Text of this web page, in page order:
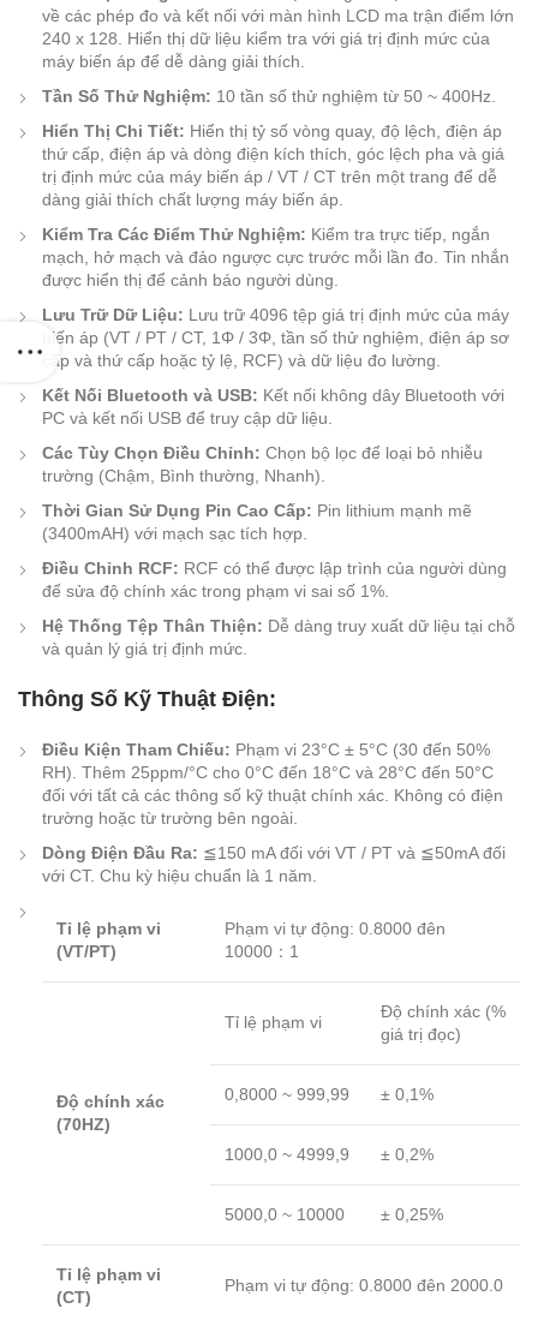
về các phép đo và kết nối với màn hình LCD ma trận điểm lớn
240 x 128. Hiển thị dữ liệu kiểm tra với giá trị định mức của
máy biến áp để dễ dàng giải thích.
Tần Số Thử Nghiệm: 10 tần số thử nghiệm từ 50 ~ 400Hz.
Hiển Thị Chi Tiết: Hiển thị tỷ số vòng quay, độ lệch, điện áp
thứ cấp, điện áp và dòng điện kích thích, góc lệch pha và giá
trị định mức của máy biến áp / VT / CT trên một trang để dễ
dàng giải thích chất lượng máy biến áp.
Kiểm Tra Các Điểm Thử Nghiệm: Kiểm tra trực tiếp, ngắn
mạch, hở mạch và đảo ngược cực trước mỗi lần đo. Tin nhắn
được hiển thị để cảnh báo người dùng.
Lưu Trữ Dữ Liệu: Lưu trữ 4096 tệp giá trị định mức của máy
biến áp (VT / PT / CT, 1Φ / 3Φ, tần số thử nghiệm, điện áp sơ
cấp và thứ cấp hoặc tỷ lệ, RCF) và dữ liệu đo lường.
Kết Nối Bluetooth và USB: Kết nối không dây Bluetooth với
PC và kết nối USB để truy cập dữ liệu.
Các Tùy Chọn Điều Chỉnh: Chọn bộ lọc để loại bỏ nhiễu
trường (Chậm, Bình thường, Nhanh).
Thời Gian Sử Dụng Pin Cao Cấp: Pin lithium mạnh mẽ
(3400mAH) với mạch sạc tích hợp.
Điều Chỉnh RCF: RCF có thể được lập trình của người dùng
để sửa độ chính xác trong phạm vi sai số 1%.
Hệ Thống Tệp Thân Thiện: Dễ dàng truy xuất dữ liệu tại chỗ
và quản lý giá trị định mức.
Thông Số Kỹ Thuật Điện:
Điều Kiện Tham Chiếu: Phạm vi 23°C ± 5°C (30 đến 50%
RH). Thêm 25ppm/°C cho 0°C đến 18°C và 28°C đến 50°C
đối với tất cả các thông số kỹ thuật chính xác. Không có điện
trường hoặc từ trường bên ngoài.
Dòng Điện Đầu Ra: ≦150 mA đối với VT / PT và ≦50mA đối
với CT. Chu kỳ hiệu chuẩn là 1 năm.
Tỉ lệ phạm vi
(VT/PT)
Phạm vi tự động: 0.8000 đên
10000：1
Độ chính xác
(70HZ)
Tỉ lệ phạm vi
Độ chính xác (%
giá trị đọc)
0,8000 ~ 999,99 ± 0,1%
1000,0 ~ 4999,9 ± 0,2%
5000,0 ~ 10000 ± 0,25%
Tỉ lệ phạm vi
(CT)
Phạm vi tự động: 0.8000 đên 2000.0